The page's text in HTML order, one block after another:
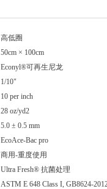
高低圈
50cm × 100cm
Econyl®可再生尼龙
1/10"
10 per inch
28 oz/yd2
5.0 ± 0.5 mm
EcoAce-Bac pro
商用-重度使用
Ultra Fresh® 抗菌处理
ASTM E 648 Class I, GB8624-